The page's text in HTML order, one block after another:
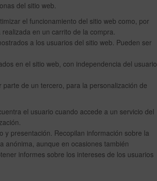
del sitio web.
el funcionamiento del sitio web como, por
en un carrito de la compra.
a los usuarios del sitio web. Pueden ser
en el sitio web, con independencia del usuario
de un tercero, para la personalización de
el usuario cuando accede a un servicio del
presentación. Recopilan información sobre la
anónima, aunque en ocasiones también
informes sobre los intereses de los usuarios